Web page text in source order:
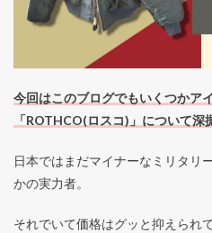
今回はこのブログでもいくつかア
「ROTHCO(ロスコ)」について深
日本ではまだマイナーなミリタリ
かの実力者。
それでいて価格はグッと抑えられ